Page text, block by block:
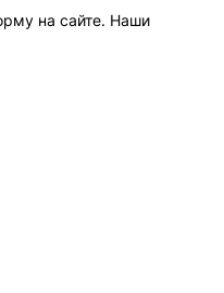
на сайте. Наши